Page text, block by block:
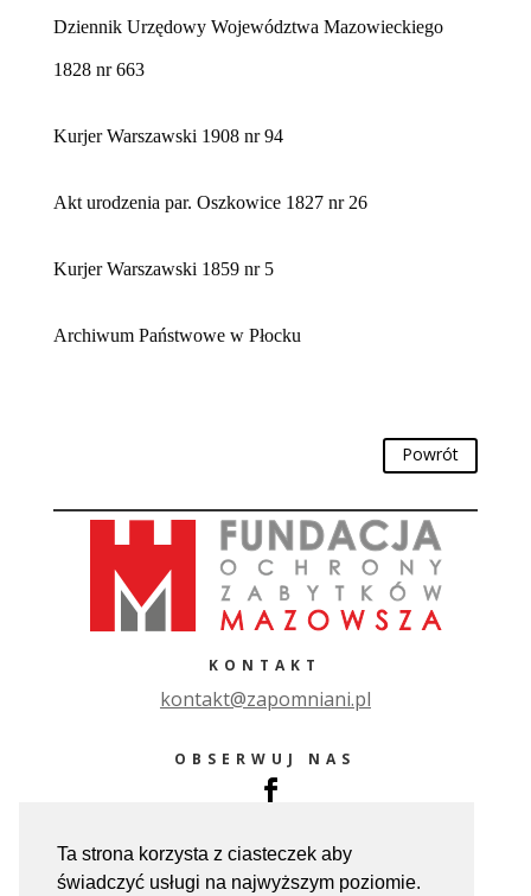
Ta strona korzysta z ciasteczek aby
świadczyć usługi na najwyższym poziomie.
Dziennik Urzędowy Województwa Mazowieckiego
1828 nr 663
Kurjer Warszawski 1908 nr 94
Akt urodzenia par. Oszkowice 1827 nr 26
Kurjer Warszawski 1859 nr 5
Archiwum Państwowe w Płocku
Powrót
KONTAKT
kontakt@zapomniani.pl
OBSERWUJ NAS